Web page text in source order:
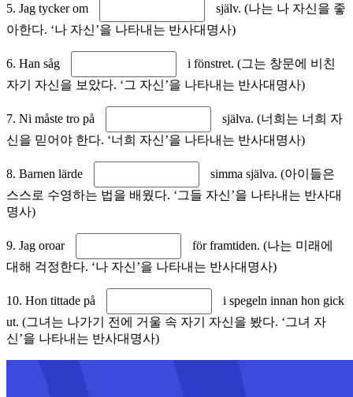
5. Jag tycker om
själv. (나는 나 자신을 좋
아한다. ‘나 자신’을 나타내는 반사대명사)
6. Han såg
i fönstret. (그는 창문에 비친
자기 자신을 보았다. ‘그 자신’을 나타내는 반사대명사)
7. Ni måste tro på
själva. (너희는 너희 자
신을 믿어야 한다. ‘너희 자신’을 나타내는 반사대명사)
8. Barnen lärde
simma själva. (아이들은
스스로 수영하는 법을 배웠다. ‘그들 자신’을 나타내는 반사대
명사)
9. Jag oroar
för framtiden. (나는 미래에
대해 걱정한다. ‘나 자신’을 나타내는 반사대명사)
10. Hon tittade på
i spegeln innan hon gick
ut. (그녀는 나가기 전에 거울 속 자기 자신을 봤다. ‘그녀 자
신’을 나타내는 반사대명사)